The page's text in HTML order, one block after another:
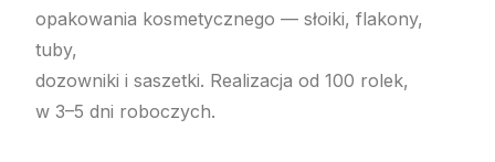
opakowania kosmetycznego — słoiki, flakony,
tuby,
dozowniki i saszetki. Realizacja od 100 rolek,
w 3–5 dni roboczych.